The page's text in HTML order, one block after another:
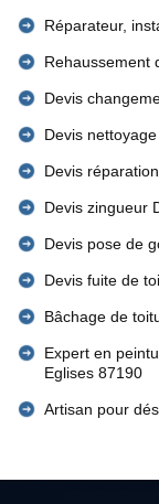
Réparateur,
Rehaussement
Devis
Devis
Devis
Devis zingueur
Devis pose de
Devis fuite de
Bâchage de
Expert en
Eglises 87190
Artisan pour